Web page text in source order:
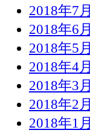
2018年7月
2018年6月
2018年5月
2018年4月
2018年3月
2018年2月
2018年1月